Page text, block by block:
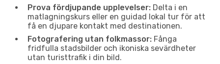
Prova fördjupande upplevelser: Delta i en
matlagningskurs eller en guidad lokal tur för att
få en djupare kontakt med destinationen.
Fotografering utan folkmassor: Fånga
fridfulla stadsbilder och ikoniska sevärdheter
utan turisttrafik i din bild.